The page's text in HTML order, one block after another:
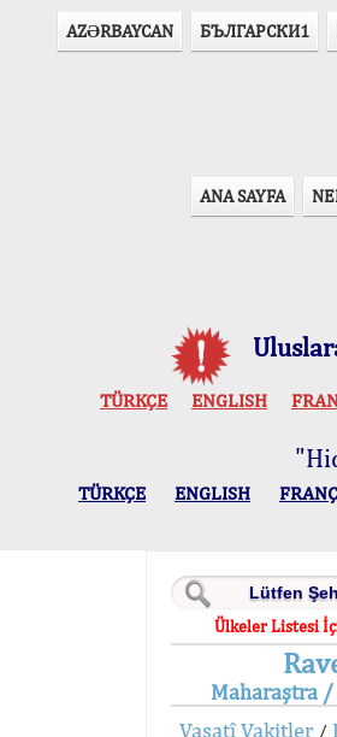
AZӘRBAYCAN БЪЛГАРСКИ1
ANA SAYFA
TÜRKÇE ENGLISH
TÜRKÇE ENGLISH
Ülkeler Listesi
Maharaştra
Vasatî Vakitler/